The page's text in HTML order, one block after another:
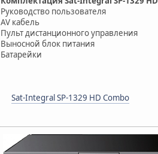
Руководство пользователя
AV кабель
Пульт дистанционного управления
Выносной блок питания
Батарейки
Sat-Integral SP-1329 HD Combo